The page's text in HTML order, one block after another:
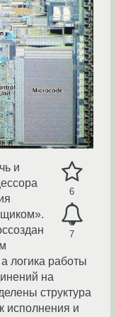
6
7
и
логика работы
на
структура
исполнения и